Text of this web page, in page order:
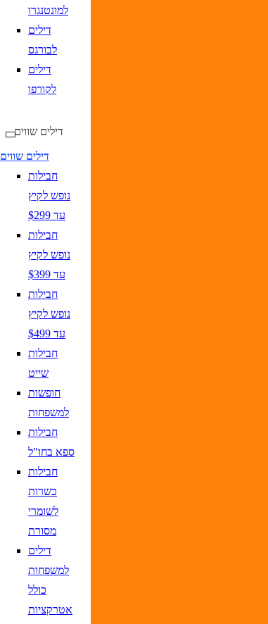
למונטנגרו
דילים
לבורגס
דילים
לקורפו
דילים שווים
דילים שווים
חבילות
נופש לקיץ
עד $299
חבילות
נופש לקיץ
עד $399
חבילות
נופש לקיץ
עד $499
חבילות
שייט
חופשות
למשפחות
חבילות
ספא בחו"ל
חבילות
כשרות
לשומרי
מסורת
דילים
למשפחות
כולל
אטרקציות